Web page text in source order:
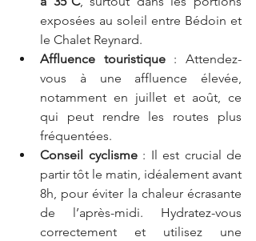
exposées au soleil entre Bédoin et
le Chalet Reynard.
Affluence touristique : Attendez-
vous à une affluence élevée,
notamment en juillet et août, ce
qui peut rendre les routes plus
fréquentées.
Conseil cyclisme : Il est crucial de
partir tôt le matin, idéalement avant
8h, pour éviter la chaleur écrasante
de l’après-midi. Hydratez-vous
correctement et utilisez une